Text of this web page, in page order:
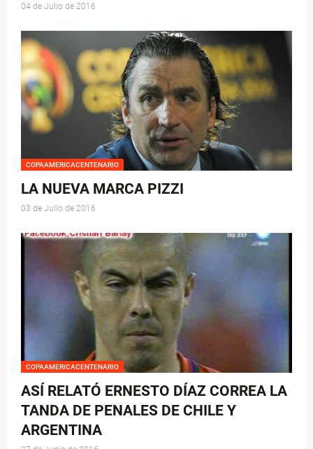
04 de Julio de 2016
COPAAMERICACENTENARIO
LA NUEVA MARCA PIZZI
03 de Julio de 2016
COPAAMERICACENTENARIO
ASÍ RELATÓ ERNESTO DÍAZ CORREA LA
TANDA DE PENALES DE CHILE Y
ARGENTINA